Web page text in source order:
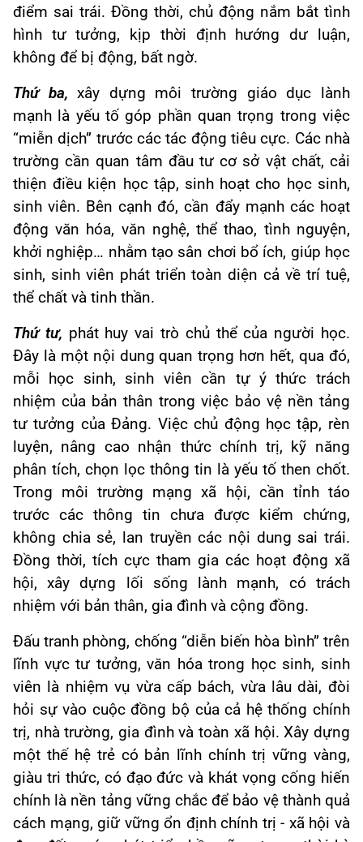
điểm sai trái. Đồng thời, chủ động nắm bắt tình
hình tư tưởng, kịp thời định hướng dư luận,
không để bị động, bất ngờ.
Thứ ba, xây dựng môi trường giáo dục lành
mạnh là yếu tố góp phần quan trọng trong việc
“miễn dịch” trước các tác động tiêu cực. Các nhà
trường cần quan tâm đầu tư cơ sở vật chất, cải
thiện điều kiện học tập, sinh hoạt cho học sinh,
sinh viên. Bên cạnh đó, cần đẩy mạnh các hoạt
động văn hóa, văn nghệ, thể thao, tình nguyện,
khởi nghiệp… nhằm tạo sân chơi bổ ích, giúp học
sinh, sinh viên phát triển toàn diện cả về trí tuệ,
thể chất và tinh thần.
Thứ tư, phát huy vai trò chủ thể của người học.
Đây là một nội dung quan trọng hơn hết, qua đó,
mỗi học sinh, sinh viên cần tự ý thức trách
nhiệm của bản thân trong việc bảo vệ nền tảng
tư tưởng của Đảng. Việc chủ động học tập, rèn
luyện, nâng cao nhận thức chính trị, kỹ năng
phân tích, chọn lọc thông tin là yếu tố then chốt.
Trong môi trường mạng xã hội, cần tỉnh táo
trước các thông tin chưa được kiểm chứng,
không chia sẻ, lan truyền các nội dung sai trái.
Đồng thời, tích cực tham gia các hoạt động xã
hội, xây dựng lối sống lành mạnh, có trách
nhiệm với bản thân, gia đình và cộng đồng.
Đấu tranh phòng, chống “diễn biến hòa bình” trên
lĩnh vực tư tưởng, văn hóa trong học sinh, sinh
viên là nhiệm vụ vừa cấp bách, vừa lâu dài, đòi
hỏi sự vào cuộc đồng bộ của cả hệ thống chính
trị, nhà trường, gia đình và toàn xã hội. Xây dựng
một thế hệ trẻ có bản lĩnh chính trị vững vàng,
giàu tri thức, có đạo đức và khát vọng cống hiến
chính là nền tảng vững chắc để bảo vệ thành quả
cách mạng, giữ vững ổn định chính trị - xã hội và